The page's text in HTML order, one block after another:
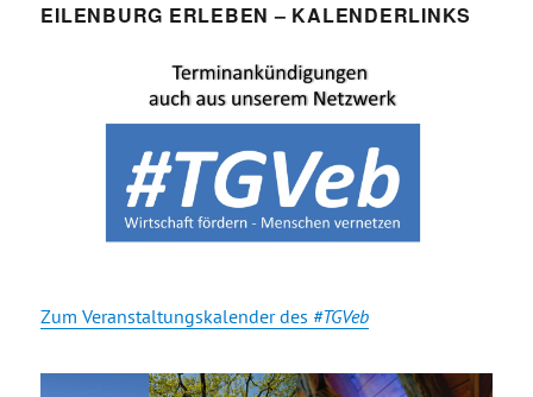
EILENBURG ERLEBEN – KALENDERLINKS
Zum Veranstaltungskalender des #TGVeb